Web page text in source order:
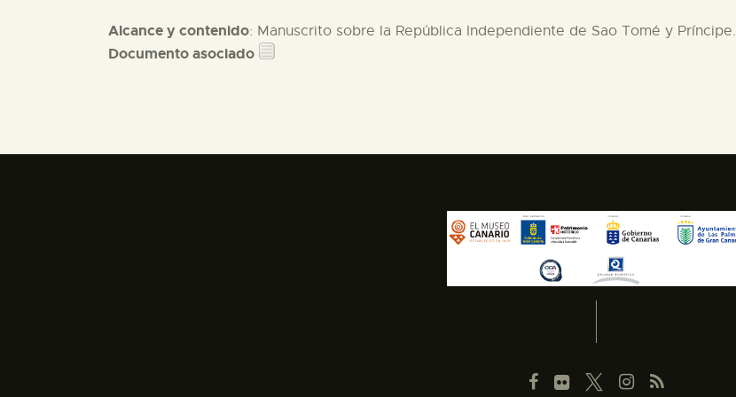
Alcance y contenido: Manuscrito sobre la República Independiente de Sao Tomé y Príncipe.
Documento asociado